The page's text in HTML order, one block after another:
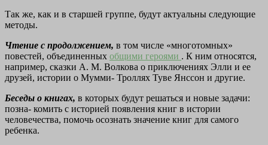
Так же, как и в старшей группе, будут актуальны следующие
методы.
Чтение с продолжением, в том числе «многотомных»
повестей, объединенных общими героями . К ним относятся,
например, сказки А. М. Волкова о приключениях Элли и ее
друзей, истории о Мумми- Троллях Туве Янссон и другие.
Беседы о книгах, в которых будут решаться и новые задачи:
позна- комить с историей появления книг в истории
человечества, помочь осознать значение книг для самого
ребенка.